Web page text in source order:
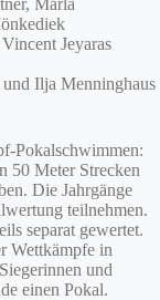
Marla
Jeyaras
Ilja Menninghaus
Pokalschwimmen:
50 Meter Strecken
Die Jahrgänge
teilnehmen.
separat gewertet.
Wettkämpfe in
und
einen Pokal.